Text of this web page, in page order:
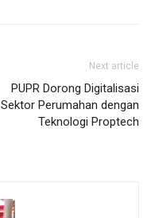
Next article
PUPR Dorong Digitalisasi
Sektor Perumahan dengan
Teknologi Proptech